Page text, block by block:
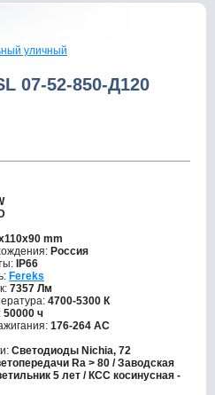
уличный
07-52-850-Д120
mm
Россия
IP66
Fereks
7357 Лм
4700-5300 К
50000 ч
176-264 АС
Светодиоды Nichia, 72
Ra > 80 / Заводская
5 лет / КСС косинусная -